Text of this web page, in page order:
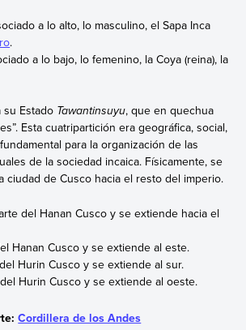
a lo alto, lo masculino, el Sapa Inca
.
a lo bajo, lo femenino, la Coya (reina), la
su Estado Tawantinsuyu, que en quechua
Esta cuatripartición era geográfica, social,
para la organización de las
de la sociedad incaica. Físicamente, se
ciudad de Cusco hacia el resto del imperio.
del Hanan Cusco y se extiende hacia el
Hanan Cusco y se extiende al este.
Hurin Cusco y se extiende al sur.
Hurin Cusco y se extiende al oeste.
Cordillera de los Andes